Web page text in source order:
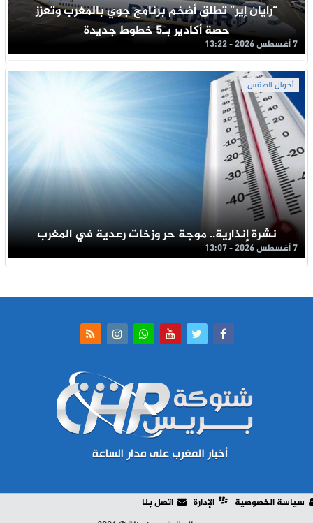
“رايان إير” تطلق أضخم برنامج جوي بالمغرب وتعزز
حصة أكادير بـ5 خطوط جديدة
7 أغسطس 2026 - 13:22
أحوال الطقس
نشرة إنذارية.. موجة حر وزخات رعدية في المغرب
7 أغسطس 2026 - 13:07
سياسة الخصوصية الإدارة
اتصل بنا